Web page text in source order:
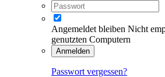
Angemeldet bleiben Nicht
genutzten Computern
Anmelden
Passwort vergessen?